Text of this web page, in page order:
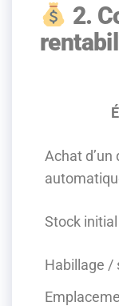
2.
Achat
Stock
Habillage /